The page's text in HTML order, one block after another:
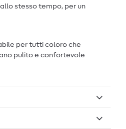
stesso tempo, per un
per tutti coloro che
pulito e confortevole